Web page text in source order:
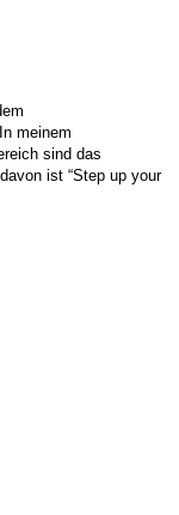
meinem
sind das
ist “Step up your